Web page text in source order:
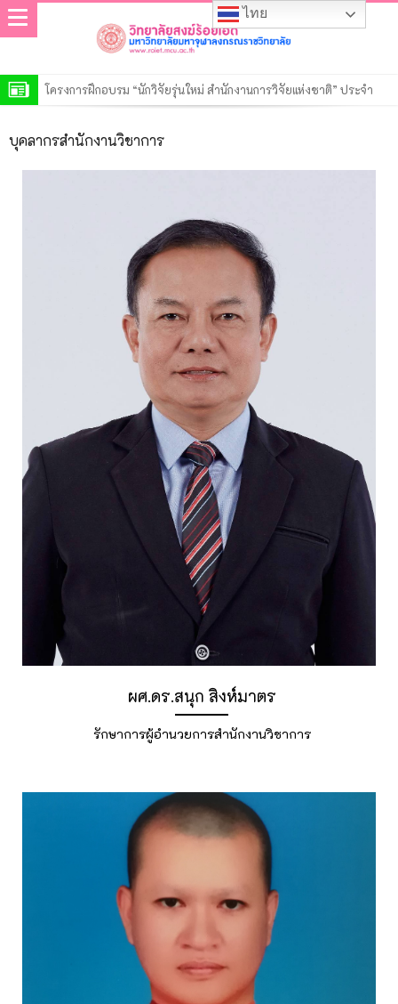
โครงการฝึกอบรม “นักวิจัยรุ่นใหม่ สำนักงานการวิจัยแห่งชาติ” ประจำ
ของสำนักงานตรวจสอบภายใน ประจำปี ๒๕๖๙
ประกาศวิทยาลัยสงฆ์ร้อยเอ็ด มหาวิทยาลัยมหาจุฬาลงกรณราชวิทยาลัย
วิชาพระพุทธศาสนา รอบที่ ๒ ประจำปีการศึกษา ๒๕๖๙
เรื่อง รายชื่อผู้มีสิทธิ์เข้าศึกษาต่อหลักสูตรพุทธศาสตรมหาบัณฑิต สาขา
วิชาพระพุทธศาสนา รอบที่ ๒ ประจำปีการศึกษา ๒๕๖๙
ประกาศวิทยาลัยสงฆ์ร้อยเอ็ด มหาวิทยาลัยมหาจุฬาลงกรณราชวิทยาลัย
เรื่อง รายชื่อผู้มีสิทธิ์เข้าศึกษาต่อหลักสูตรครุศาสตรมหาบัณฑิต สาขา
วิชาการบริหารการศึกษา รอบที่ ๒ ประจำปีการศึกษา ๒๕๖๙
ประกาศวิทยาลัยสงฆ์ร้อยเอ็ด มหาวิทยาลัยมหาจุฬาลงกรณราชวิทยาลัย
เรื่อง รายชื่อผู้มีสิทธิ์เข้าศึกษาต่อหลักสูตรระดับปริญญาตรีรอบที่ ๒ ประจำ
ปีการศึกษา ๒๕๖๙
ประกาศวิทยาลัยสงฆ์ร้อยเอ็ด มหาวิทยาลัยมหาจุฬาลงกรณราชวิทยาลัย
เรื่อง รายชื่อผู้มีสิทธิ์เข้าศึกษาต่อหลักสูตรระดับประกาศนียบัตร รอบที่ ๒
ประจำปีการศึกษา ๒๕๖๙
ประกาศมหาวิทยาลัยมหาจุฬาลงกรณราชวิทยาลัย เรื่อง ประกาศผู้ชนะ
การเสนอราคา ประกวดราคาจ้างก่อสร้างปรับปรุงอาคารเรียน วิทยาลัย
สงฆ์ร้อยเอ็ด ตำบลนิเวศน์ อำเภอธวัชบุรี จังหวัดร้อยเอ็ด ๑ งาน ด้วยวิธี
ประกวดราคาอิเล็กทรอนิกส์ (e-bidding)
บุคลากรสำนักงานวิชาการ
ผศ.ดร.สนุก สิงห์มาตร
รักษาการผู้อำนวยการสำนักงานวิชาการ
ไทย